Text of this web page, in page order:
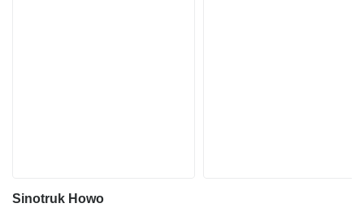
Sinotruk Howo